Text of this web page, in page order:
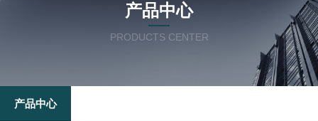
产品中心
PRODUCTS CENTER
产品中心